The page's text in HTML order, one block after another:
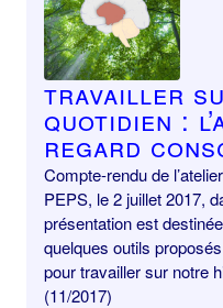
Travailler
quotidien :
Regard
Compte-rendu de
PEPS, le 2 juillet 2017,
présentation est
quelques outils
pour travailler sur notre
(11/2017)